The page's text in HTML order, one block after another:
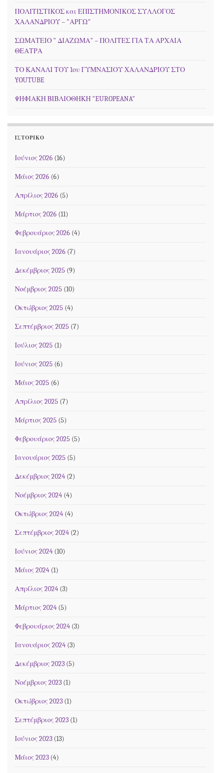
ΠΟΛΙΤΙΣΤΙΚΟΣ και ΕΠΙΣΤΗΜΟΝΙΚΟΣ ΣΥΛΛΟΓΟΣ
ΧΑΛΑΝΔΡΙΟΥ – "ΑΡΓΩ"
ΣΩΜΑΤΕΙΟ " ΔΙΑΖΩΜΑ" – ΠΟΛΙΤΕΣ ΓΙΑ ΤΑ ΑΡΧΑΙΑ
ΘΕΑΤΡΑ
ΤΟ ΚΑΝΑΛΙ ΤΟΥ 1ου ΓΥΜΝΑΣΙΟΥ ΧΑΛΑΝΔΡΙΟΥ ΣΤΟ
YOUTUBE
ΨΗΦΙΑΚΗ ΒΙΒΛΙΟΘΗΚΗ "EUROPEANA"
ΙΣΤΟΡΙΚΌ
Ιούνιος 2026 (16)
Μάιος 2026 (6)
Απρίλιος 2026 (5)
Μάρτιος 2026 (11)
Φεβρουάριος 2026 (4)
Ιανουάριος 2026 (7)
Δεκέμβριος 2025 (9)
Νοέμβριος 2025 (10)
Οκτώβριος 2025 (4)
Σεπτέμβριος 2025 (7)
Ιούλιος 2025 (1)
Ιούνιος 2025 (6)
Μάιος 2025 (6)
Απρίλιος 2025 (7)
Μάρτιος 2025 (5)
Φεβρουάριος 2025 (5)
Ιανουάριος 2025 (5)
Δεκέμβριος 2024 (2)
Νοέμβριος 2024 (4)
Οκτώβριος 2024 (4)
Σεπτέμβριος 2024 (2)
Ιούνιος 2024 (10)
Μάιος 2024 (1)
Απρίλιος 2024 (3)
Μάρτιος 2024 (5)
Φεβρουάριος 2024 (3)
Ιανουάριος 2024 (3)
Δεκέμβριος 2023 (5)
Νοέμβριος 2023 (1)
Οκτώβριος 2023 (1)
Σεπτέμβριος 2023 (1)
Ιούνιος 2023 (13)
Μάιος 2023 (4)